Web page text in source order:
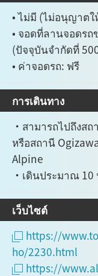
• ไม่มี (ไม่อนุญาตใ
• จอดที่ลานจอดรถ
(ปัจจุบันจำกัดที่
• ค่าจอดรถ: ฟรี
การเดินทาง
・สามารถไปถึงส
หรือสถานี
Alpine
・เดินประมาณ
เว็บไซต์
https://
ho/2230.html
https://